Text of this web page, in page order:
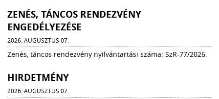
ZENÉS, TÁNCOS RENDEZVÉNY
ENGEDÉLYEZÉSE
2026. AUGUSZTUS 07.
Zenés, táncos rendezvény nyilvántartási száma: SzR-77/2026.
HIRDETMÉNY
2026. AUGUSZTUS 07.